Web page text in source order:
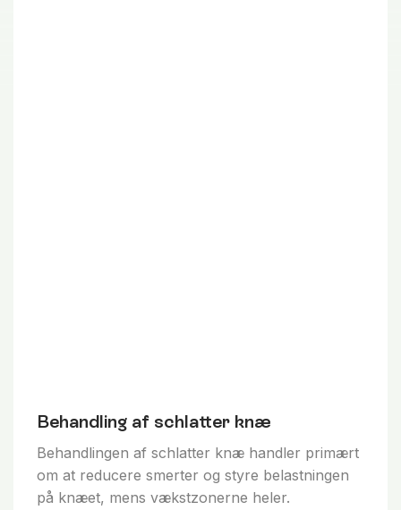
Behandling af schlatter knæ
Behandlingen af schlatter knæ handler primært
om at reducere smerter og styre belastningen
på knæet, mens vækstzonerne heler.